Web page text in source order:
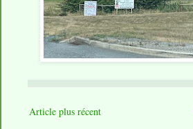
Article plus récent